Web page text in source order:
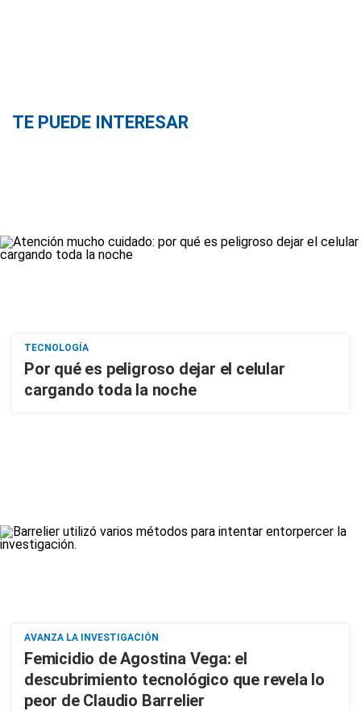
TE PUEDE INTERESAR
TECNOLOGÍA
Por qué es peligroso dejar el celular
cargando toda la noche
AVANZA LA INVESTIGACIÓN
Femicidio de Agostina Vega: el
descubrimiento tecnológico que revela lo
peor de Claudio Barrelier